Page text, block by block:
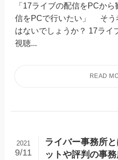
「17ライブの配信をPCか
信をPCで行いたい」 そう
はないでしょうか？ 17ライ
視聴...
ライバー事務所
ットや評判の事
2021
9/11